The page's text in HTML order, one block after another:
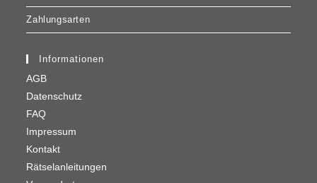
Zahlungsarten
Informationen
AGB
Datenschutz
FAQ
Impressum
Kontakt
Rätselanleitungen